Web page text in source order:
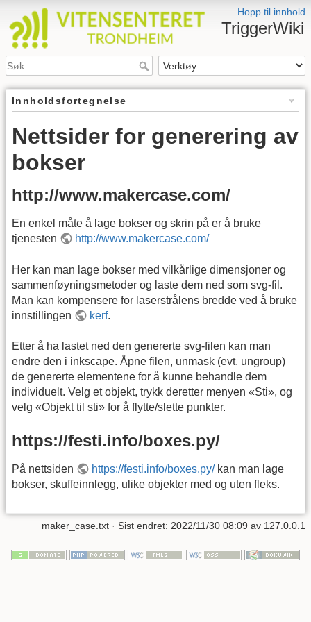
Hopp til innhold
TriggerWiki
Innholdsfortegnelse
Nettsider for generering av
bokser
http://www.makercase.com/
En enkel måte å lage bokser og skrin på er å bruke
tjenesten
http://www.makercase.com/
Her kan man lage bokser med vilkårlige dimensjoner og
sammenføyningsmetoder og laste dem ned som svg-fil.
Man kan kompensere for laserstrålens bredde ved å bruke
innstillingen
kerf.
Etter å ha lastet ned den genererte svg-filen kan man
endre den i inkscape. Åpne filen, unmask (evt. ungroup)
de genererte elementene for å kunne behandle dem
individuelt. Velg et objekt, trykk deretter menyen «Sti», og
velg «Objekt til sti» for å flytte/slette punkter.
https://festi.info/boxes.py/
På nettsiden https://festi.info/boxes.py/kan man lage
bokser, skuffeinnlegg, ulike objekter med og uten fleks.
maker_case.txt · Sist endret: 2022/11/30 08:09 av 127.0.0.1